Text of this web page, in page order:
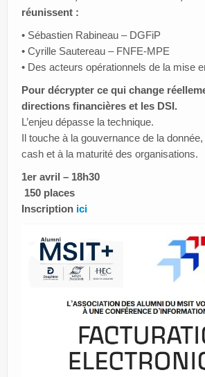
réunissent :
• Sébastien Rabineau – DGFiP
• Cyrille Sautereau – FNFE-MPE
• Des acteurs opérationnels de la mise
Pour décrypter ce qui change
directions financières et les DSI.
L’enjeu dépasse la technique.
Il touche à la gouvernance de la
cash et à la maturité des organisations.
1er avril – 18h30
️ 150 places
Inscription ici